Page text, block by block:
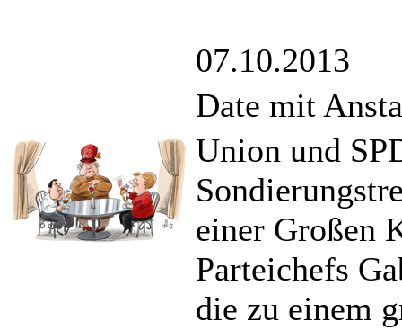
07.10.2013
Date mit
Union und
einer Großen
Parteichefs
die zu einem